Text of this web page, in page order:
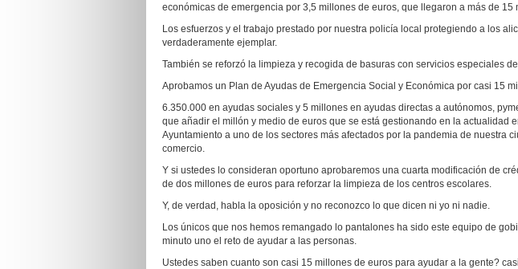
económicas de emergencia por 3,5 millones de euros, que llegaron a más de 15
Los esfuerzos y el trabajo prestado por nuestra policía local protegiendo a los
verdaderamente ejemplar.
También se reforzó la limpieza y recogida de basuras con servicios especiales
Aprobamos un Plan de Ayudas de Emergencia Social y Económica por casi 15
6.350.000 en ayudas sociales y 5 millones en ayudas directas a autónomos,
que añadir el millón y medio de euros que se está gestionando en la actualidad
Ayuntamiento a uno de los sectores más afectados por la pandemia de nuestra
comercio.
Y si ustedes lo consideran oportuno aprobaremos una cuarta modificación de
de dos millones de euros para reforzar la limpieza de los centros escolares.
Y, de verdad, habla la oposición y no reconozco lo que dicen ni yo ni nadie.
Los únicos que nos hemos remangado lo pantalones ha sido este equipo de
minuto uno el reto de ayudar a las personas.
Ustedes saben cuanto son casi 15 millones de euros para ayudar a la gente?